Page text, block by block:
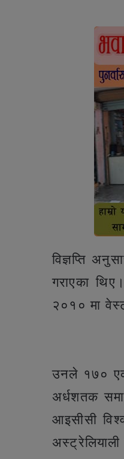
विज्ञप्ति
गराएका
२०१० मा
उनले १७०
अर्धशतक
आइसीसी